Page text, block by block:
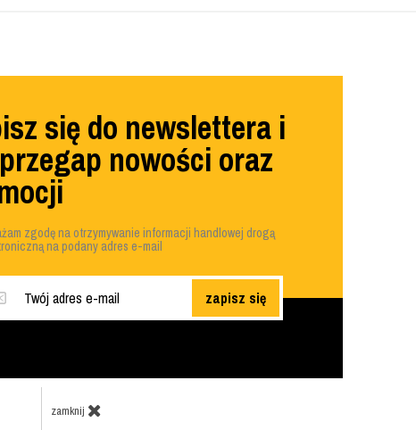
się do newslettera i
nowości oraz
zgodę na otrzymywanie informacji handlowej drogą
na podany adres e-mail
zapisz się
zamknij